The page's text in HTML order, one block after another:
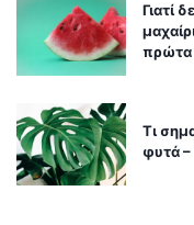
Γιατί
πρώτα
Τι
φυτά –